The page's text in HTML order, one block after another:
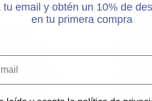
manos
los
y es
días de
La
que
tu email y obtén un 10% de
en tu primera compra